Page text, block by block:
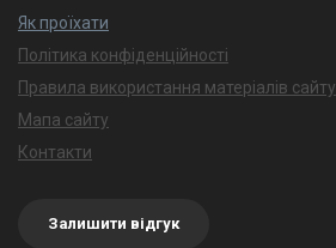
Як проїхати
Політика конфіденційності
Правила використання матеріалів сайту
Мапа сайту
Контакти
Залишити відгук